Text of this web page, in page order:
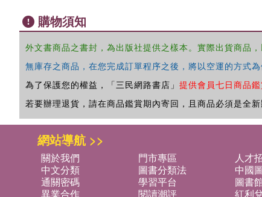
購物須知
外文書商品之書封，為出版社提供之樣本。實際出貨商品
無庫存之商品，在您完成訂單程序之後，將以空運的方式
為了保護您的權益，「三民網路書店」 提供會員七日商品
若要辦理退貨，請在商品鑑賞期內寄回，且商品必須是全
網站導航 >>
關於我們 門市專區 人才
中文分類
圖書分類法 中國
通關密碼
學習平台 圖書
異業合作
閱讀潮評 紅利